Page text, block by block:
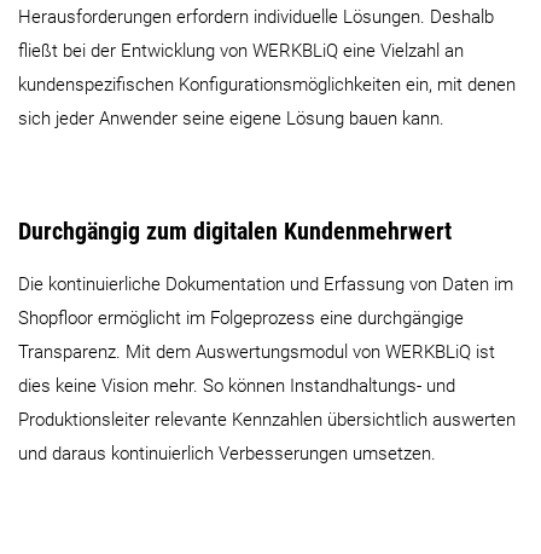
Herausforderungen erfordern individuelle Lösungen. Deshalb
fließt bei der Entwicklung von WERKBLiQ eine Vielzahl an
kundenspezifischen Konfigurationsmöglichkeiten ein, mit denen
sich jeder Anwender seine eigene Lösung bauen kann.
Durchgängig zum digitalen Kundenmehrwert
Die kontinuierliche Dokumentation und Erfassung von Daten im
Shopfloor ermöglicht im Folgeprozess eine durchgängige
Transparenz. Mit dem Auswertungsmodul von WERKBLiQ ist
dies keine Vision mehr. So können Instandhaltungs- und
Produktionsleiter relevante Kennzahlen übersichtlich auswerten
und daraus kontinuierlich Verbesserungen umsetzen.